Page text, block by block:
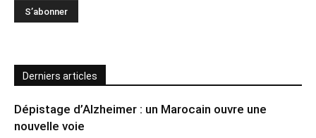
Derniers articles
Dépistage d’Alzheimer : un Marocain ouvre une
nouvelle voie